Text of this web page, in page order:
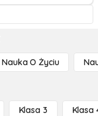
Nauka O Życiu
Klasa 3 Klasa